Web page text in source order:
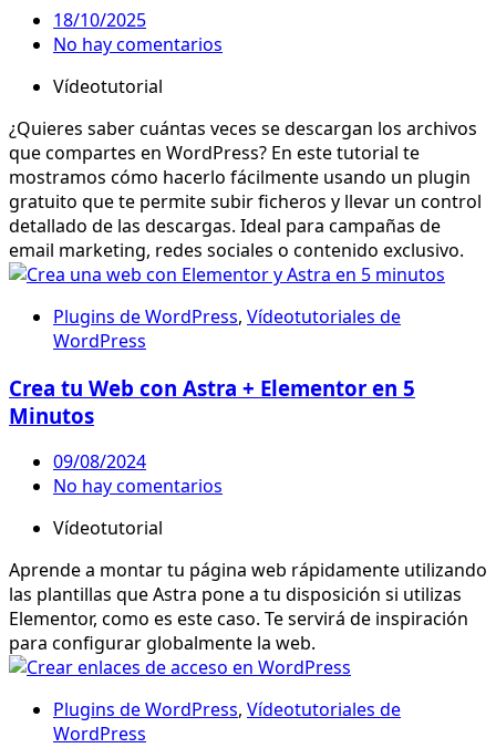
18/10/2025
No hay comentarios
Vídeotutorial
¿Quieres saber cuántas veces se descargan los archivos
que compartes en WordPress? En este tutorial te
mostramos cómo hacerlo fácilmente usando un plugin
gratuito que te permite subir ficheros y llevar un control
detallado de las descargas. Ideal para campañas de
email marketing, redes sociales o contenido exclusivo.
Plugins de WordPress, Vídeotutoriales de
WordPress
Crea tu Web con Astra + Elementor en 5
Minutos
09/08/2024
No hay comentarios
Vídeotutorial
Aprende a montar tu página web rápidamente utilizando
las plantillas que Astra pone a tu disposición si utilizas
Elementor, como es este caso. Te servirá de inspiración
para configurar globalmente la web.
Plugins de WordPress, Vídeotutoriales de
WordPress